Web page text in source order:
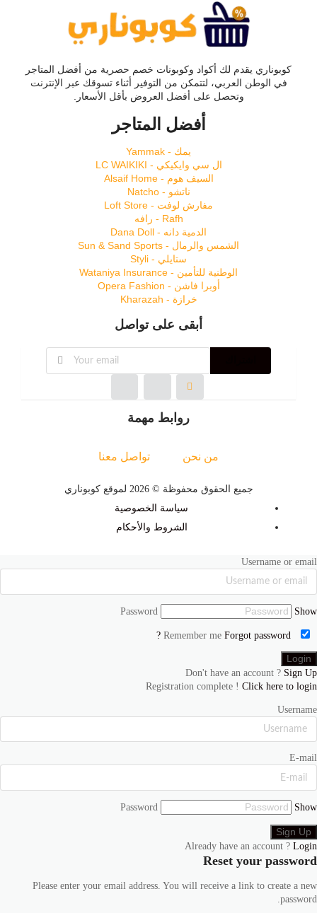
كوبوناري يقدم لك أكواد وكوبونات خصم حصرية من أفضل المتاجر
في الوطن العربي، لتتمكن من التوفير أثناء تسوقك عبر الإنترنت
وتحصل على أفضل العروض بأقل الأسعار.
أفضل المتاجر
يمك - Yammak
ال سي وايكيكي - LC WAIKIKI
السيف هوم - Alsaif Home
ناتشو - Natcho
مفارش لوفت - Loft Store
Rafh - رافه
الدمية دانه - Dana Doll
الشمس والرمال - Sun & Sand Sports
ستايلي - Styli
الوطنية للتأمين - Wataniya Insurance
أوبرا فاشن - Opera Fashion
خرازة - Kharazah
أبقى على تواصل
روابط مهمة
من نحن تواصل معنا
جميع الحقوق محفوظة © 2026 لموقع كوبوناري
سياسة الخصوصية
الشروط والأحكام
Username or email
Password Show
Forgot password ?
Don't have an account ? Sign Up
Registration complete ! Click here to login
Username
E-mail
Password Show
Already have an account ? Login
Reset your password
Please enter your email address. You will receive a link to create a new
password.